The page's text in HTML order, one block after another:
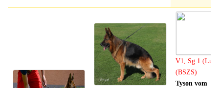
V1, Sg 1
(BSZS)
Tyson vom